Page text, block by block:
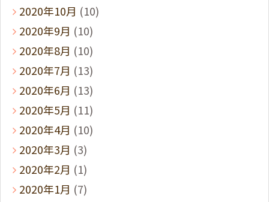
2020年10月 (10)
2020年9月 (10)
2020年8月 (10)
2020年7月 (13)
2020年6月 (13)
2020年5月 (11)
2020年4月 (10)
2020年3月 (3)
2020年2月 (1)
2020年1月 (7)